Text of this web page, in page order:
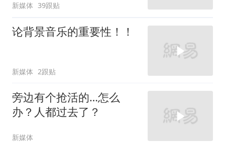
新媒体 39跟贴
论背景音乐的重要性！！
新媒体 2跟贴
旁边有个抢活的…怎么
办？人都过去了？
新媒体